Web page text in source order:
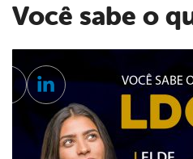
Você sabe o
Twitter
Linkedin